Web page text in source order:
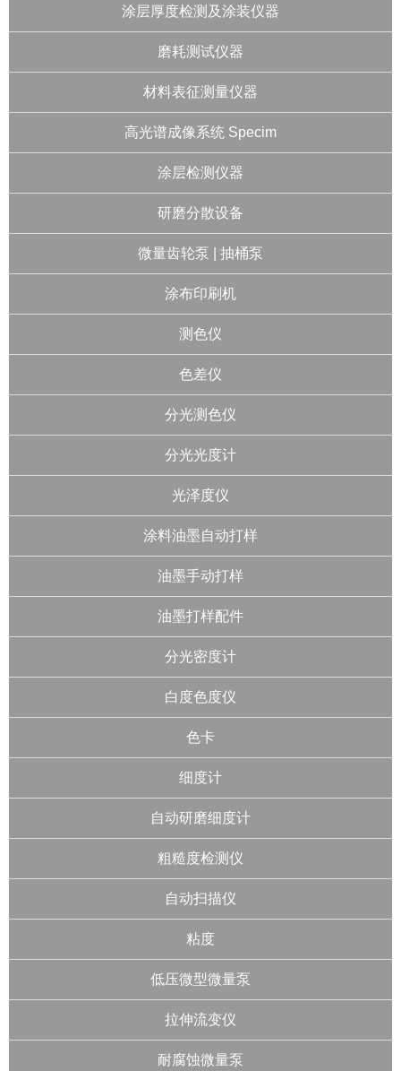
涂层厚度检测及涂装仪器
磨耗测试仪器
材料表征测量仪器
高光谱成像系统 Specim
涂层检测仪器
研磨分散设备
微量齿轮泵 | 抽桶泵
涂布印刷机
测色仪
色差仪
分光测色仪
分光光度计
光泽度仪
涂料油墨自动打样
油墨手动打样
油墨打样配件
分光密度计
白度色度仪
色卡
细度计
自动研磨细度计
粗糙度检测仪
自动扫描仪
粘度
低压微型微量泵
拉伸流变仪
耐腐蚀微量泵